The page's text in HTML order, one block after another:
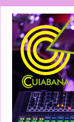
para
conteúdo